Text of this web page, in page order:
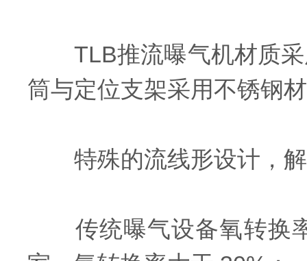
TLB推流曝气机材质采
筒与定位支架采用不锈钢
特殊的流线形设计，解
传统曝气设备氧转换率